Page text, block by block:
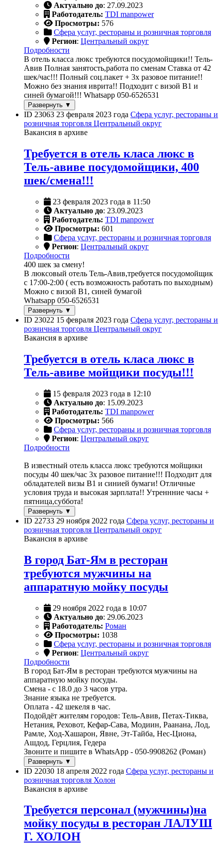
Актуально до: 27.09.2023
Работодатель: TDI manpower
Просмотры: 576
Сфера услуг, рестораны и розничная торговля
Регион: Центральный округ
Подробности
В отель класса люкс требуются посудомойщики!! Тель-
Авив Полная занятость,работа по сменам Ставка от 42
шек/час!!! Полный соц.пакет + 3х разовое питание!!
Можно без знания иврита!! Подходит с визой B1 и
синей бумагой!!! Whatsapp 050-6526531
Развернуть ▼
ID 23063 23 февраля 2023 года Сфера услуг, рестораны и
розничная торговля Центральный округ
Вакансия в архиве
Требуется в отель класа люкс в
Тель-авиве посудомойщики, 400
шек/смена!!!
23 февраля 2023 года в 11:50
Актуально до: 23.09.2023
Работодатель: TDI manpower
Просмотры: 601
Сфера услуг, рестораны и розничная торговля
Регион: Центральный округ
Подробности
400 шек за смену!
В люксовый отель Тель-Авив,требуется посудомойщик
с 17:00-2:00 ( есть возможность работать по выходным)
Можно с визой B1, синей бумагой
Whatsapp 050-6526531
Развернуть ▼
ID 23022 15 февраля 2023 года Сфера услуг, рестораны и
розничная торговля Центральный округ
Вакансия в архиве
Требуется в отель класа люкс в
Тель-авиве мойщики посуды!!!
15 февраля 2023 года в 12:10
Актуально до: 15.09.2023
Работодатель: TDI manpower
Просмотры: 566
Сфера услуг, рестораны и розничная торговля
Регион: Центральный округ
Подробности
В известный отель класса люкс требуются мойщики
посуды 40 шек/час 3х разовое питание!!! Подходит для
обладателей визы B1 и синией бумаги! Отличные
условия труда и высокая зарплата!! Утреннние часы +
пятница,суббота!
Развернуть ▼
ID 22733 29 ноября 2022 года Сфера услуг, рестораны и
розничная торговля Центральный округ
Вакансия в архиве
В город Бат-Ям в ресторан
требуются мужчины на
аппаратную мойку посуды
29 ноября 2022 года в 10:07
Актуально до: 29.06.2023
Работодатель: Роман
Просмотры: 1038
Сфера услуг, рестораны и розничная торговля
Регион: Центральный округ
Подробности
В город Бат-Ям в ресторан требуются мужчины на
аппаратную мойку посуды.
Смена - с 18.0 до 3 часов утра.
Знание языка не требуется.
Оплата - 42 шекеля в час.
Подойдёт жителям городов: Тель-Авив, Петах-Тиква,
Нетания, Реховот, Кефар-Сава, Модиин, Раанана, Лод,
Рамле, Ход-Хашарон, Явне, Эт-Тайба, Нес-Циона,
Ашдод, Герцлия, Гедера
Звоните и пишите в WhatsApp - 050-9908262 (Роман)
Развернуть ▼
ID 22030 18 апреля 2022 года Сфера услуг, рестораны и
розничная торговля Холон
Вакансия в архиве
Требуется персонал (мужчины)на
мойку посуды в ресторан ЛАЛУШ
Г. ХОЛОН